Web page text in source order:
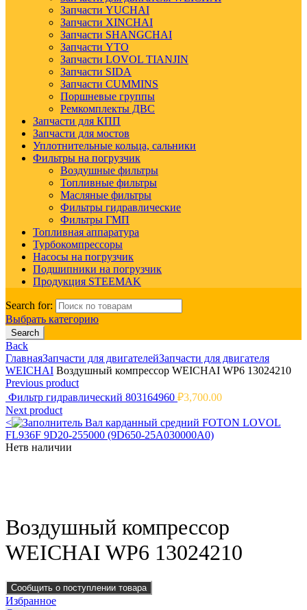
Запчасти YUCHAI
Запчасти XINCHAI
Запчасти SHANGCHAI
Запчасти YTO
Запчасти LOVOL TIANJIN
Запчасти SIDA
Запчасти CUMMINS
Поршневые группы
Ремкомплекты ДВС
Запчасти для КПП
Запчасти для мостов
Уплотнительные кольца, сальники
Фильтры на погрузчик
Воздушные фильтры
Топливные фильтры
Масляные фильтры
Фильтры гидравлические
Фильтры ГМП
Топливная аппаратура
Турбокомпрессоры
Насосы на погрузчик
Подшипники на погрузчик
Продукция STEEMAK
Search for:
Выбрать категорию
Search
Back
ГлавнаяЗапчасти для двигателейЗапчасти для двигателя
WEICHAI Воздушный компрессор WEICHAI WP6 13024210
Previous product
Фильтр гидравлический 803164960 ₽3,700.00
Next product
<
Вал карданный средний FOTON LOVOL
FL936F 9D20-255000 (9D650-25A030000A0)
Нетв наличии
Воздушный компрессор
WEICHAI WP6 13024210
Сообщить о поступлении товара
Избранное